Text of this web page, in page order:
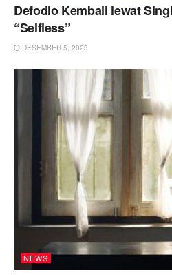
Defodio Kembali lewat
“Selfless”
DESEMBER 5, 2023
NEWS